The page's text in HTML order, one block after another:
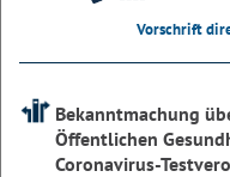
Vorschrift
Bekanntmachung
Öffentlichen
Coronavirus-